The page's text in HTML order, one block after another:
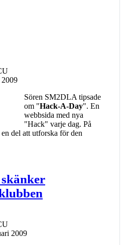
2009
Sören SM2DLA tipsade
om "Hack-A-Day". En
webbsida med nya
"Hack" varje dag. På
del att utforska för den
2009